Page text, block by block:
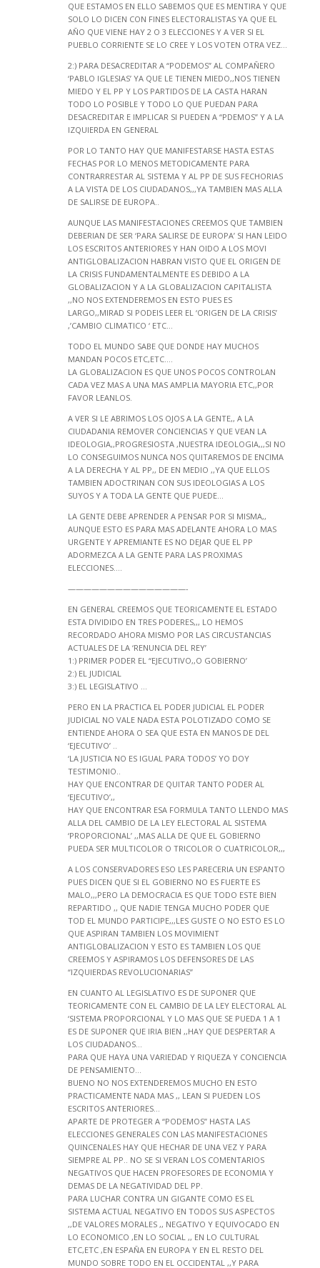
QUE ESTAMOS EN ELLO SABEMOS QUE ES MENTIRA Y QUE
SOLO LO DICEN CON FINES ELECTORALISTAS YA QUE EL
AÑO QUE VIENE HAY 2 O 3 ELECCIONES Y A VER SI EL
PUEBLO CORRIENTE SE LO CREE Y LOS VOTEN OTRA VEZ…
2:) PARA DESACREDITAR A “PODEMOS” AL COMPAÑERO
‘PABLO IGLESIAS’ YA QUE LE TIENEN MIEDO,,NOS TIENEN
MIEDO Y EL PP Y LOS PARTIDOS DE LA CASTA HARAN
TODO LO POSIBLE Y TODO LO QUE PUEDAN PARA
DESACREDITAR E IMPLICAR SI PUEDEN A “PDEMOS” Y A LA
IZQUIERDA EN GENERAL
POR LO TANTO HAY QUE MANIFESTARSE HASTA ESTAS
FECHAS POR LO MENOS METODICAMENTE PARA
CONTRARRESTAR AL SISTEMA Y AL PP DE SUS FECHORIAS
A LA VISTA DE LOS CIUDADANOS,,,YA TAMBIEN MAS ALLA
DE SALIRSE DE EUROPA..
AUNQUE LAS MANIFESTACIONES CREEMOS QUE TAMBIEN
DEBERIAN DE SER ‘PARA SALIRSE DE EUROPA’ SI HAN LEIDO
LOS ESCRITOS ANTERIORES Y HAN OIDO A LOS MOVI
ANTIGLOBALIZACION HABRAN VISTO QUE EL ORIGEN DE
LA CRISIS FUNDAMENTALMENTE ES DEBIDO A LA
GLOBALIZACION Y A LA GLOBALIZACION CAPITALISTA
,,NO NOS EXTENDEREMOS EN ESTO PUES ES
LARGO,,MIRAD SI PODEIS LEER EL ‘ORIGEN DE LA CRISIS’
,’CAMBIO CLIMATICO ‘ ETC…
TODO EL MUNDO SABE QUE DONDE HAY MUCHOS
MANDAN POCOS ETC,ETC….
LA GLOBALIZACION ES QUE UNOS POCOS CONTROLAN
CADA VEZ MAS A UNA MAS AMPLIA MAYORIA ETC,,POR
FAVOR LEANLOS.
A VER SI LE ABRIMOS LOS OJOS A LA GENTE,, A LA
CIUDADANIA REMOVER CONCIENCIAS Y QUE VEAN LA
IDEOLOGIA,,PROGRESIOSTA ,NUESTRA IDEOLOGIA,,,SI NO
LO CONSEGUIMOS NUNCA NOS QUITAREMOS DE ENCIMA
A LA DERECHA Y AL PP,, DE EN MEDIO ,,YA QUE ELLOS
TAMBIEN ADOCTRINAN CON SUS IDEOLOGIAS A LOS
SUYOS Y A TODA LA GENTE QUE PUEDE…
LA GENTE DEBE APRENDER A PENSAR POR SI MISMA,,
AUNQUE ESTO ES PARA MAS ADELANTE AHORA LO MAS
URGENTE Y APREMIANTE ES NO DEJAR QUE EL PP
ADORMEZCA A LA GENTE PARA LAS PROXIMAS
ELECCIONES….
———————————————-
EN GENERAL CREEMOS QUE TEORICAMENTE EL ESTADO
ESTA DIVIDIDO EN TRES PODERES,,, LO HEMOS
RECORDADO AHORA MISMO POR LAS CIRCUSTANCIAS
ACTUALES DE LA ‘RENUNCIA DEL REY’
1:) PRIMER PODER EL “EJECUTIVO,,O GOBIERNO’
2:) EL JUDICIAL
3:) EL LEGISLATIVO …
PERO EN LA PRACTICA EL PODER JUDICIAL EL PODER
JUDICIAL NO VALE NADA ESTA POLOTIZADO COMO SE
ENTIENDE AHORA O SEA QUE ESTA EN MANOS DE DEL
‘EJECUTIVO’ ..
‘LA JUSTICIA NO ES IGUAL PARA TODOS’ YO DOY
TESTIMONIO..
HAY QUE ENCONTRAR DE QUITAR TANTO PODER AL
‘EJECUTIVO’,,
HAY QUE ENCONTRAR ESA FORMULA TANTO LLENDO MAS
ALLA DEL CAMBIO DE LA LEY ELECTORAL AL SISTEMA
‘PROPORCIONAL’ ,,MAS ALLA DE QUE EL GOBIERNO
PUEDA SER MULTICOLOR O TRICOLOR O CUATRICOLOR,,,
A LOS CONSERVADORES ESO LES PARECERIA UN ESPANTO
PUES DICEN QUE SI EL GOBIERNO NO ES FUERTE ES
MALO,,,PERO LA DEMOCRACIA ES QUE TODO ESTE BIEN
REPARTIDO ,, QUE NADIE TENGA MUCHO PODER QUE
TOD EL MUNDO PARTICIPE,,,LES GUSTE O NO ESTO ES LO
QUE ASPIRAN TAMBIEN LOS MOVIMIENT
ANTIGLOBALIZACION Y ESTO ES TAMBIEN LOS QUE
CREEMOS Y ASPIRAMOS LOS DEFENSORES DE LAS
“IZQUIERDAS REVOLUCIONARIAS”
EN CUANTO AL LEGISLATIVO ES DE SUPONER QUE
TEORICAMENTE CON EL CAMBIO DE LA LEY ELECTORAL AL
‘SISTEMA PROPORCIONAL Y LO MAS QUE SE PUEDA 1 A 1
ES DE SUPONER QUE IRIA BIEN ,,HAY QUE DESPERTAR A
LOS CIUDADANOS…
PARA QUE HAYA UNA VARIEDAD Y RIQUEZA Y CONCIENCIA
DE PENSAMIENTO…
BUENO NO NOS EXTENDEREMOS MUCHO EN ESTO
PRACTICAMENTE NADA MAS ,, LEAN SI PUEDEN LOS
ESCRITOS ANTERIORES…
APARTE DE PROTEGER A “PODEMOS” HASTA LAS
ELECCIONES GENERALES CON LAS MANIFESTACIONES
QUINCENALES HAY QUE HECHAR DE UNA VEZ Y PARA
SIEMPRE AL PP.. NO SE SI VERAN LOS COMENTARIOS
NEGATIVOS QUE HACEN PROFESORES DE ECONOMIA Y
DEMAS DE LA NEGATIVIDAD DEL PP.
PARA LUCHAR CONTRA UN GIGANTE COMO ES EL
SISTEMA ACTUAL NEGATIVO EN TODOS SUS ASPECTOS
,,DE VALORES MORALES ,, NEGATIVO Y EQUIVOCADO EN
LO ECONOMICO ,EN LO SOCIAL ,, EN LO CULTURAL
ETC,ETC ,EN ESPAÑA EN EUROPA Y EN EL RESTO DEL
MUNDO SOBRE TODO EN EL OCCIDENTAL ,,Y PARA